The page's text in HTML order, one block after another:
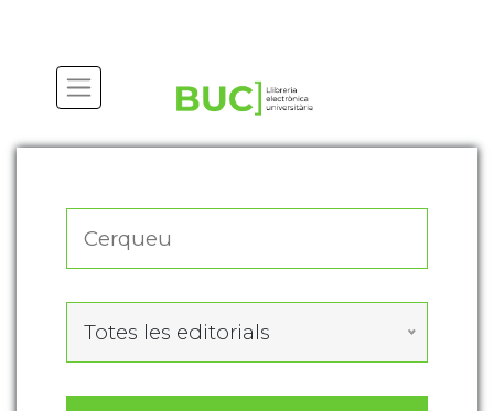
Totes les editorials